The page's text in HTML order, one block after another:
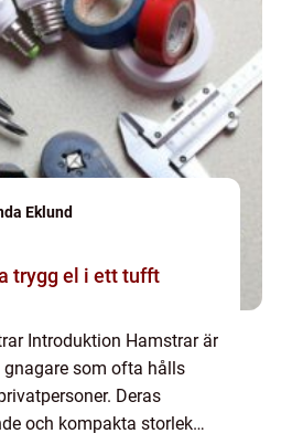
Eklund
Introduktion Hamstrar är
som ofta hålls
Deras
och kompakta storlek